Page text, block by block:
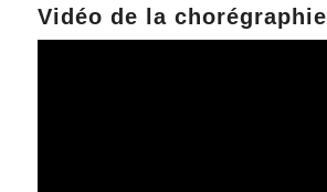
Vidéo de la chorégraphie